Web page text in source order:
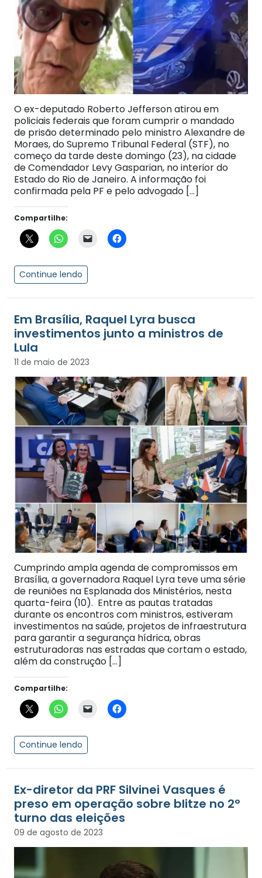
O ex-deputado Roberto Jefferson atirou em
policiais federais que foram cumprir o mandado
de prisão determinado pelo ministro Alexandre de
Moraes, do Supremo Tribunal Federal (STF), no
começo da tarde deste domingo (23), na cidade
de Comendador Levy Gasparian, no interior do
Estado do Rio de Janeiro. A informação foi
confirmada pela PF e pelo advogado […]
Compartilhe:
Continue lendo
Em Brasília, Raquel Lyra busca
investimentos junto a ministros de
Lula
11 de maio de 2023
Cumprindo ampla agenda de compromissos em
Brasília, a governadora Raquel Lyra teve uma série
de reuniões na Esplanada dos Ministérios, nesta
quarta-feira (10). Entre as pautas tratadas
durante os encontros com ministros, estiveram
investimentos na saúde, projetos de infraestrutura
para garantir a segurança hídrica, obras
estruturadoras nas estradas que cortam o estado,
além da construção […]
Compartilhe:
Continue lendo
Ex-diretor da PRF Silvinei Vasques é
preso em operação sobre blitze no 2º
turno das eleições
09 de agosto de 2023